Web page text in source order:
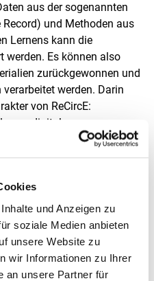
und Anzeigen zu
soziale Medien anbieten
unsere Website zu
wir Informationen zu Ihrer
an unsere Partner für
n
aus der sogenannten
) und Methoden aus
Lernens kann die
werden. Es können also
zurückgewonnen und
werden. Darin
von ReCircE:
von digitalen
mit KI-Methoden
werden. Diese Idee soll
Produktpass
die Idee, alle Ressourcen
zu verwenden und dann
zu führen und
digitale